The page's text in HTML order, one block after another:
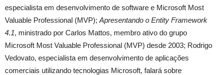
especialista em desenvolvimento de software e Microsoft Most
Valuable Professional (MVP); Apresentando o Entity Framework
4.1, ministrado por Carlos Mattos, membro ativo do grupo
Microsoft Most Valuable Professional (MVP) desde 2003; Rodrigo
Vedovato, especialista em desenvolvimento de aplicações
comerciais utilizando tecnologias Microsoft, falará sobre